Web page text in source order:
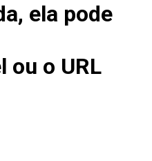
ela pode
ou o URL